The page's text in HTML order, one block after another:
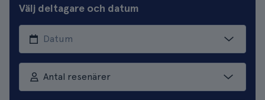
Välj deltagare och datum
Antal resenärer